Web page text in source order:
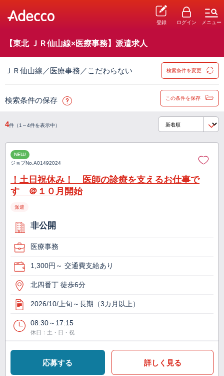
登録 ログイン メニュー
【東北 ＪＲ仙山線×医療事務】派遣求人
ＪＲ仙山線／医療事務／こだわらない 検索条件を変更
検索条件の保存 この条件を保存
4件（1～4件を表示中）
NEW
ジョブNo.A01492024
！土日祝休み！ 医師の診療を支えるお仕事で
す ＠１０月開始
派遣
非公開
医療事務
1,300円～ 交通費支給あり
北四番丁 徒歩6分
2026/10/上旬～長期（3カ月以上）
08:30～17:15
休日：土・日・祝
応募する 詳しく見る